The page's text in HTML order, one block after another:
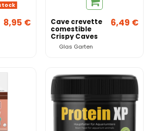
8,95 € Cave crevette
comestible
Crispy Caves
X2 - Glas
Garten
Glas Garten
6,49 €